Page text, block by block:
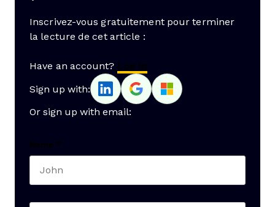
Inscrivez-vous gratuitement pour terminer
la lecture de cet article :
Have an account? Log In
Sign up with:
Or sign up with email:
Name *